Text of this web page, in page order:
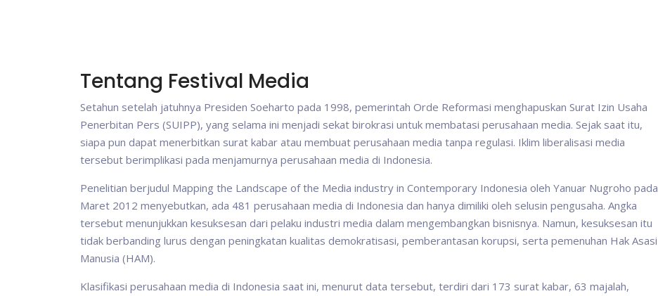
Tentang Festival Media
Setahun setelah jatuhnya Presiden Soeharto pada 1998, pemerintah Orde Reformasi menghapuskan Surat Izin Usaha
Penerbitan Pers (SUIPP), yang selama ini menjadi sekat birokrasi untuk membatasi perusahaan media. Sejak saat itu,
siapa pun dapat menerbitkan surat kabar atau membuat perusahaan media tanpa regulasi. Iklim liberalisasi media
tersebut berimplikasi pada menjamurnya perusahaan media di Indonesia.
Penelitian berjudul Mapping the Landscape of the Media industry in Contemporary Indonesia oleh Yanuar Nugroho pada
Maret 2012 menyebutkan, ada 481 perusahaan media di Indonesia dan hanya dimiliki oleh selusin pengusaha. Angka
tersebut menunjukkan kesuksesan dari pelaku industri media dalam mengembangkan bisnisnya. Namun, kesuksesan itu
tidak berbanding lurus dengan peningkatan kualitas demokratisasi, pemberantasan korupsi, serta pemenuhan Hak Asasi
Manusia (HAM).
Klasifikasi perusahaan media di Indonesia saat ini, menurut data tersebut, terdiri dari 173 surat kabar, 63 majalah,